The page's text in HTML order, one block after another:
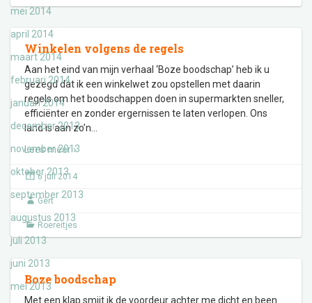
mei 2014
april 2014
maart 2014
februari 2014
januari 2014
december 2013
november 2013
oktober 2013
september 2013
augustus 2013
juli 2013
juni 2013
mei 2013
Winkelen volgens de regels
Aan het eind van mijn verhaal ‘Boze boodschap’ heb ik u
gezegd dat ik een winkelwet zou opstellen met daarin
regels om het boodschappen doen in supermarkten sneller,
efficiënter en zonder ergernissen te laten verlopen. Ons
land is aan zo’n
Lees meer ›
6 juli 2014
Gert
Roereitjes
Boze boodschap
Met een klap smijt ik de voordeur achter me dicht en been